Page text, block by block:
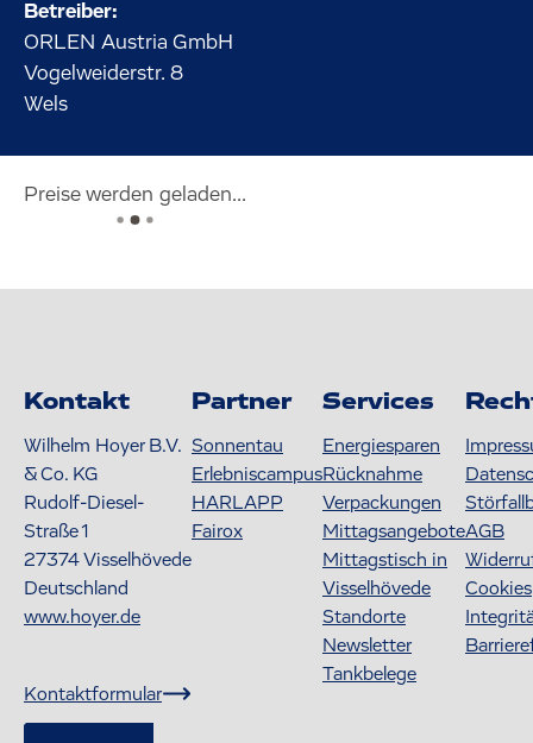
Betreiber:
ORLEN Austria GmbH
Vogelweiderstr. 8
Wels
Preise werden geladen...
Kontakt
Wilhelm Hoyer B.V.
& Co. KG
Rudolf-Diesel-
Straße 1
27374Visselhövede
Deutschland
www.hoyer.de
Kontaktformular
Partner
Sonnentau
Erlebniscampus
HARLAPP
Fairox
Services
Energiesparen
Rücknahme
Verpackungen
Mittagsangebote
Mittagstisch in
Visselhövede
Standorte
Newsletter
Tankbelege
AGB
Cookies